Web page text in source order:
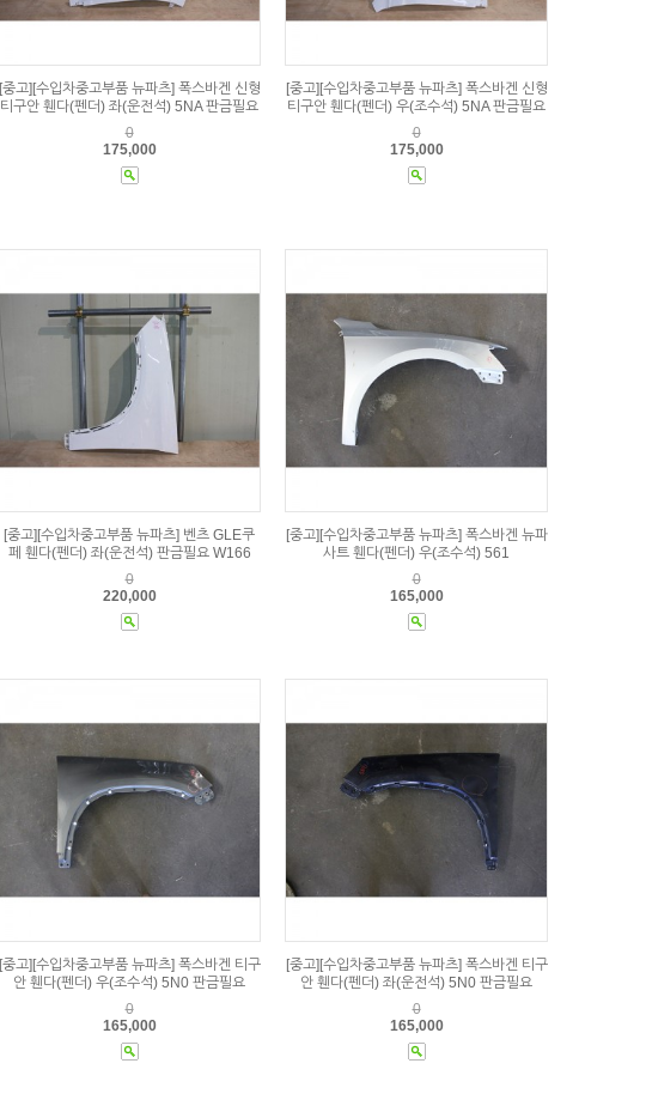
[중고][수입차중고부품 뉴파츠] 폭스바겐 신형
티구안 휀다(펜더) 좌(운전석) 5NA 판금필요
0
175,000
[중고][수입차중고부품 뉴파츠] 폭스바겐 신형
티구안 휀다(펜더) 우(조수석) 5NA 판금필요
0
175,000
[중고][수입차중고부품 뉴파츠] 벤츠 GLE쿠
페 휀다(펜더) 좌(운전석) 판금필요 W166
0
220,000
[중고][수입차중고부품 뉴파츠] 폭스바겐 뉴파
사트 휀다(펜더) 우(조수석) 561
0
165,000
[중고][수입차중고부품 뉴파츠] 폭스바겐 티구
안 휀다(펜더) 우(조수석) 5N0 판금필요
0
165,000
[중고][수입차중고부품 뉴파츠] 폭스바겐 티구
안 휀다(펜더) 좌(운전석) 5N0 판금필요
0
165,000